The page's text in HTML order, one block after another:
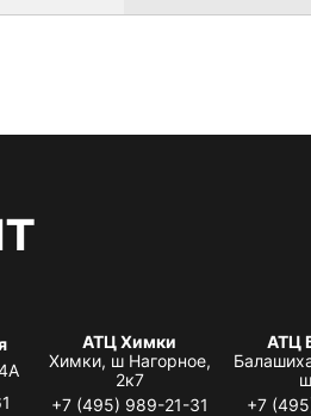
АТЦ Химки
Химки, ш Нагорное,
2к7
+7 (495) 989-21-31
АТЦ
+7